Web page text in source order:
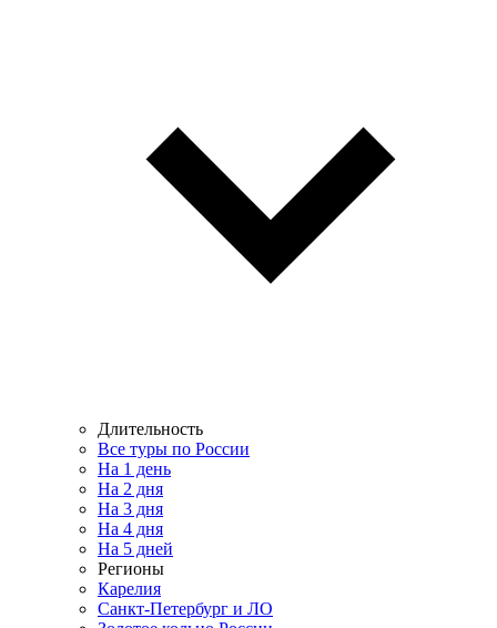
Длительность
Все туры по России
На 1 день
На 2 дня
На 3 дня
На 4 дня
На 5 дней
Регионы
Карелия
Санкт-Петербург и ЛО